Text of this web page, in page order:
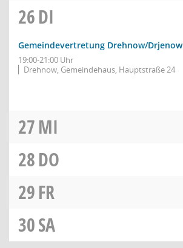
26DI
Gemeindevertretung Drehnow/Drjenow
19:00-21:00 Uhr
Drehnow, Gemeindehaus, Hauptstraße 24
27MI
28DO
29FR
30SA